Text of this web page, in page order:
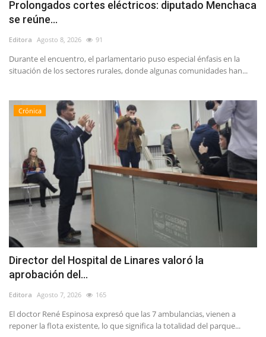
Prolongados cortes eléctricos: diputado Menchaca
se reúne...
Editora Agosto 8, 2026 91
Durante el encuentro, el parlamentario puso especial énfasis en la
situación de los sectores rurales, donde algunas comunidades han...
Crónica
Director del Hospital de Linares valoró la
aprobación del...
Editora Agosto 7, 2026 165
El doctor René Espinosa expresó que las 7 ambulancias, vienen a
reponer la flota existente, lo que significa la totalidad del parque...